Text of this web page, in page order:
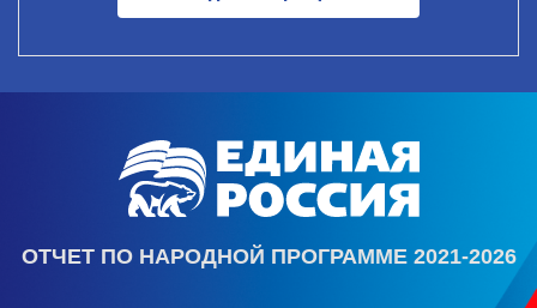
ОТЧЕТ ПО НАРОДНОЙ ПРОГРАММЕ 2021-2026